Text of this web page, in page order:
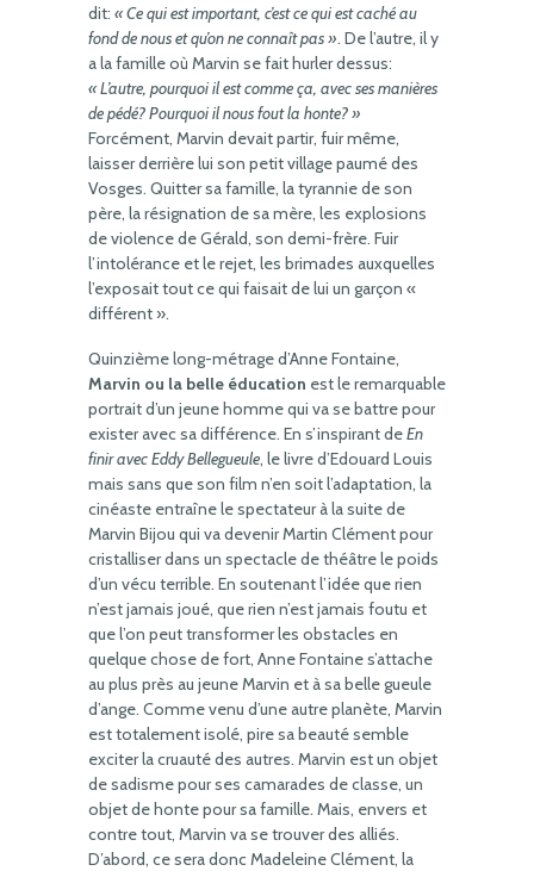
dit: « Ce qui est important, c’est ce qui est caché au
fond de nous et qu’on ne connaît pas ». De l’autre, il y
a la famille où Marvin se fait hurler dessus:
« L’autre, pourquoi il est comme ça, avec ses manières
de pédé? Pourquoi il nous fout la honte? »
Forcément, Marvin devait partir, fuir même,
laisser derrière lui son petit village paumé des
Vosges. Quitter sa famille, la tyrannie de son
père, la résignation de sa mère, les explosions
de violence de Gérald, son demi-frère. Fuir
l’intolérance et le rejet, les brimades auxquelles
l’exposait tout ce qui faisait de lui un garçon «
différent ».
Quinzième long-métrage d’Anne Fontaine,
Marvin ou la belle éducation est le remarquable
portrait d’un jeune homme qui va se battre pour
exister avec sa différence. En s’inspirant deEn
finir avec Eddy Bellegueule, le livre d’Edouard Louis
mais sans que son film n’en soit l’adaptation, la
cinéaste entraîne le spectateur à la suite de
Marvin Bijou qui va devenir Martin Clément pour
cristalliser dans un spectacle de théâtre le poids
d’un vécu terrible. En soutenant l’idée que rien
n’est jamais joué, que rien n’est jamais foutu et
que l’on peut transformer les obstacles en
quelque chose de fort, Anne Fontaine s’attache
au plus près au jeune Marvin et à sa belle gueule
d’ange. Comme venu d’une autre planète, Marvin
est totalement isolé, pire sa beauté semble
exciter la cruauté des autres. Marvin est un objet
de sadisme pour ses camarades de classe, un
objet de honte pour sa famille. Mais, envers et
contre tout, Marvin va se trouver des alliés.
D’abord, ce sera donc Madeleine Clément, la